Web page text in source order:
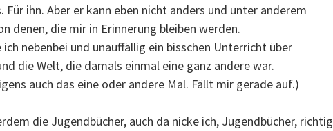
Für ihn. Aber er kann eben nicht anders und unter anderem
denen, die mir in Erinnerung bleiben werden.
nebenbei und unauffällig ein bisschen Unterricht über
die Welt, die damals einmal eine ganz andere war.
auch das eine oder andere Mal. Fällt mir gerade auf.)
die Jugendbücher, auch da nicke ich, Jugendbücher, richtig